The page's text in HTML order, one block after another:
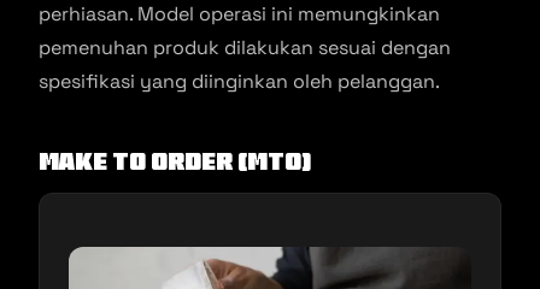
perhiasan. Model operasi ini memungkinkan
pemenuhan produk dilakukan sesuai dengan
spesifikasi yang diinginkan oleh pelanggan.
Make To Order (MTO)